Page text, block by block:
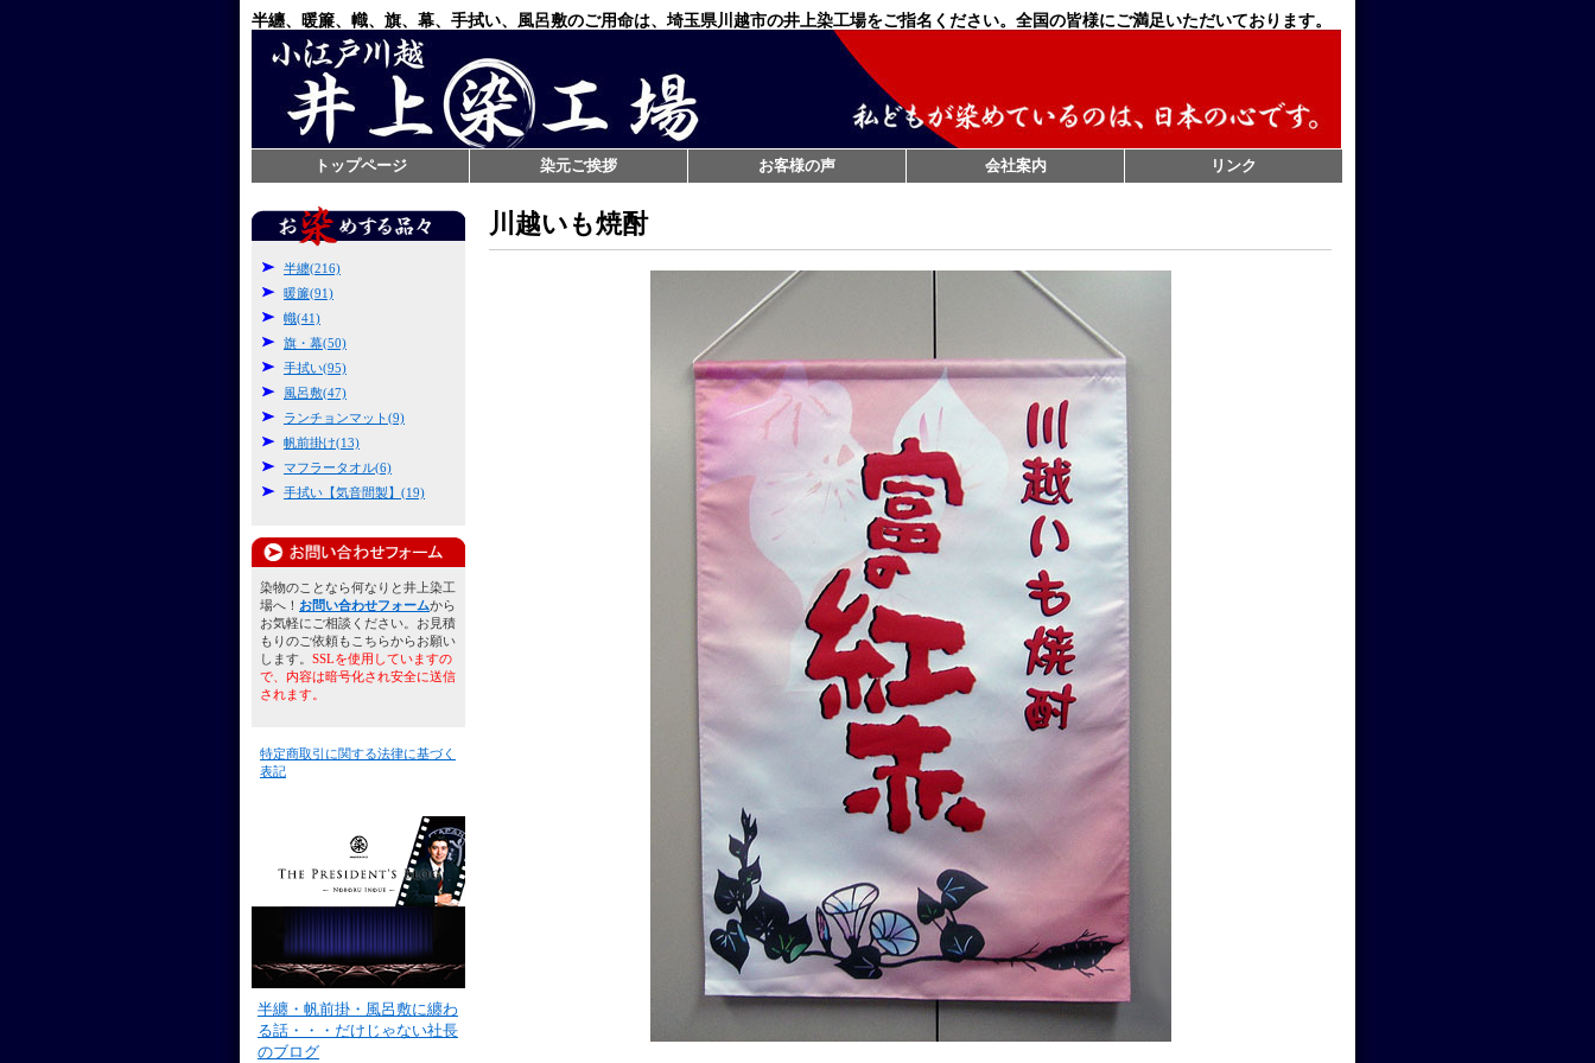
半纏、暖簾、幟、旗、幕、手拭い、風呂敷のご用命は、埼玉県川越市の井上染工場をご指名ください。全国の皆様にご満足いただいております。
トップページ 染元ご挨拶 お客様の声 会社案内 リンク
川越いも焼酎
半纏(216)
暖簾(91)
幟(41)
旗・幕(50)
手拭い(95)
風呂敷(47)
ランチョンマット(9)
帆前掛け(13)
マフラータオル(6)
手拭い【気音間製】(19)
染物のことなら何なりと井上染工
場へ！ お問い合わせフォームから
お気軽にご相談ください。お見積
もりのご依頼もこちらからお願い
します。 SSLを使用していますの
で、内容は暗号化され安全に送信
されます。
特定商取引に関する法律に基づく
表記
半纏・帆前掛・風呂敷に纏わ
る話・・・だけじゃない社長
のブログ